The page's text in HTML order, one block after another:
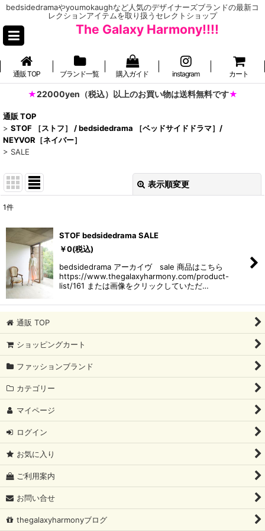
bedsidedramaやyoumokaughなど人気のデザイナーズブランドの最新コ
レクションアイテムを取り扱うセレクトショップ
The Galaxy Harmony!!!!
通販 TOP ブランド一覧 購入ガイド instagram カート
22000yen（税込）以上のお買い物は送料無料です
通販 TOP
> STOF ［ストフ］ / bedsidedrama ［ベッドサイドドラマ］/
NEYVOR［ネイバー］
> SALE
表示順変更
並び順:
絞り込む
1件
STOF bedsidedrama SALE
￥0(税込)
bedsidedrama アーカイヴ sale 商品はこちら
https://www.thegalaxyharmony.com/product-
list/161 または画像をクリックしていただ…
通販 TOP
ショッピングカート
ファッションブランド
カテゴリー
マイページ
ログイン
お気に入り
ご利用案内
お問い合せ
thegalaxyharmonyブログ